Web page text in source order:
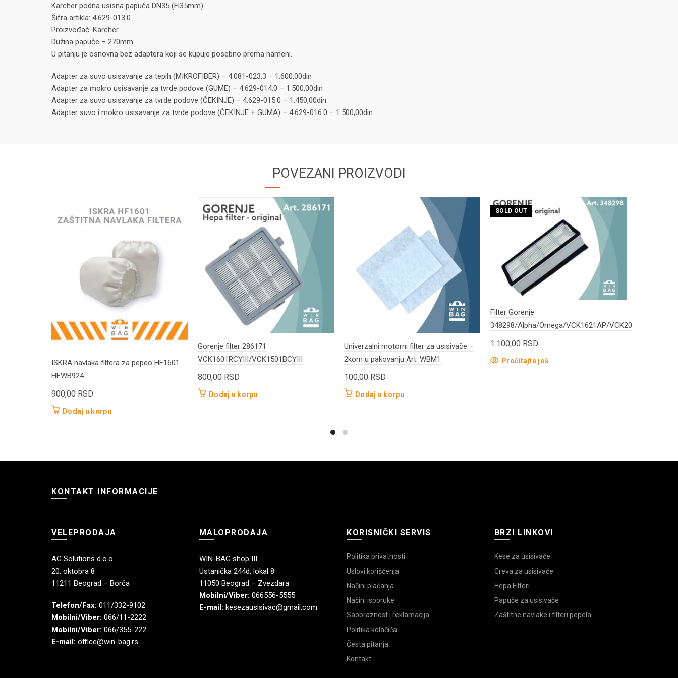
Karcher podna usisna papuča DN35 (Fi35mm)
Šifra artikla: 4.629-013.0
Proizvođač: Karcher
Dužina papuče – 270mm
U pitanju je osnovna bez adaptera koji se kupuje posebno prema nameni.
Adapter za suvo usisavanje za tepih (MIKROFIBER) – 4.081-023.3 – 1.600,00din
Adapter za mokro usisavanje za tvrde podove (GUME) – 4.629-014.0 – 1.500,00din
Adapter za suvo usisavanje za tvrde podove (ČEKINJE) – 4.629-015.0 – 1.450,00din
Adapter suvo i mokro usisavanje za tvrde podove (ČEKINJE + GUMA) – 4.629-016.0 – 1.500,00din
POVEZANI PROIZVODI
ISKRA navlaka filtera za pepeo HF1601
HFWB924
900,00 RSD
Dodaj u korpu
Gorenje filter 286171
VCK1601RCYIII/VCK1501BCYIII
800,00 RSD
Dodaj u korpu
Univerzalni motorni filter za usisivače –
2kom u pakovanju Art. WBM1
100,00 RSD
Dodaj u korpu
SOLD OUT
Filter Gorenje
348298/Alpha/Omega/VCK1621AP/VCK2023
1.100,00 RSD
Pročitajte još
KONTAKT INFORMACIJE
VELEPRODAJA
AG Solutions d.o.o.
20. oktobra 8
11211 Beograd – Borča
Telefon/Fax: 011/332-9102
Mobilni/Viber: 066/11-2222
Mobilni/Viber: 066/355-222
E-mail: office@win-bag.rs
MALOPRODAJA
WIN-BAG shop III
Ustanička 244d, lokal 8
11050 Beograd – Zvezdara
Mobilni/Viber: 066556-5555
E-mail: kesezausisivac@gmail.com
KORISNIČKI SERVIS
Politika privatnosti
Uslovi korišćenja
Načini plaćanja
Načini isporuke
Saobraznost i reklamacija
Politika kolačića
Česta pitanja
Kontakt
BRZI LINKOVI
Kese za usisivače
Creva za usisivače
Hepa Filteri
Papuče za usisivače
Zaštitne navlake i filteri pepela